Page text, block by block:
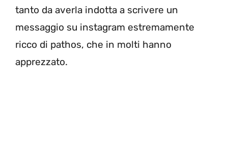
tanto da averla indotta a scrivere un
messaggio su instagram estremamente
ricco di pathos, che in molti hanno
apprezzato.